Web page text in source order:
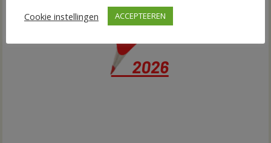
Cookie instellingen
ACCEPTEEREN